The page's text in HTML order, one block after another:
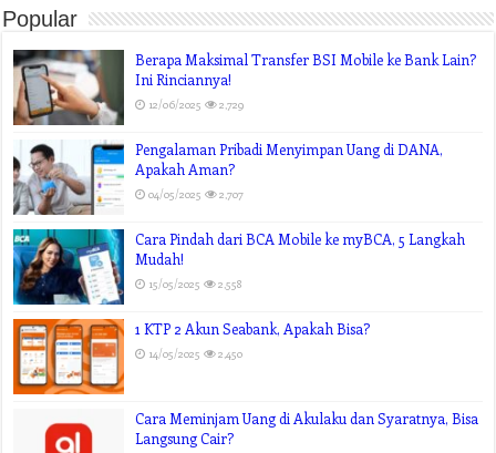
Popular
Berapa Maksimal Transfer BSI Mobile ke Bank Lain?
Ini Rinciannya!
12/06/2025 2,729
Pengalaman Pribadi Menyimpan Uang di DANA,
Apakah Aman?
04/05/2025 2,707
Cara Pindah dari BCA Mobile ke myBCA, 5 Langkah
Mudah!
15/05/2025 2,558
1 KTP 2 Akun Seabank, Apakah Bisa?
14/05/2025 2,450
Cara Meminjam Uang di Akulaku dan Syaratnya, Bisa
Langsung Cair?